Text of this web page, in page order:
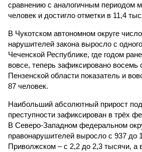
сравнению с аналогичным периодом
человек и достигло отметки в 11,4
В Чукотском автономном округе
нарушителей закона выросло с
Чеченской Республике, где годом
вовсе, теперь зафиксировано восемь
Пензенской области показатель и
87 человек.
Наибольший абсолютный прирост
преступности зафиксирован в трёх
В Северо-Западном федеральном
правонарушителей выросло с 937 до
Приволжском – с 2,2 до 2,3 тысячи, а